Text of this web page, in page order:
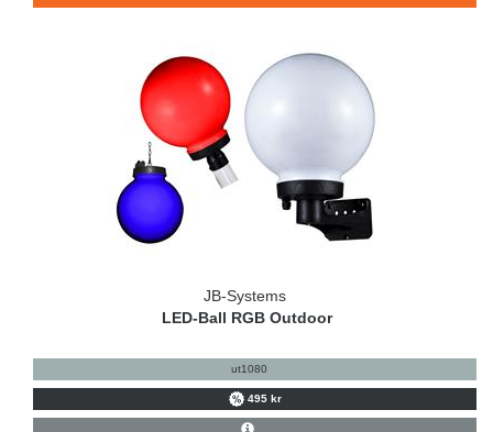
JB-Systems
LED-Ball RGB Outdoor
ut1080
495 kr